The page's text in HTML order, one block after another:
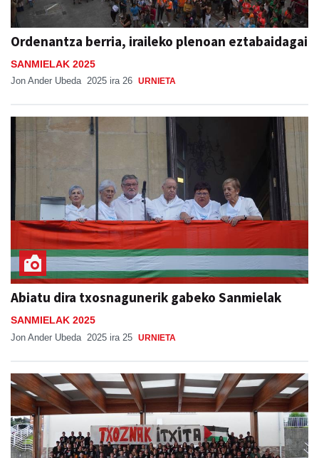
Ordenantza berria, iraileko plenoan eztabaidagai
SANMIELAK 2025
Jon Ander Ubeda 2025 ira 26 URNIETA
Abiatu dira txosnagunerik gabeko Sanmielak
SANMIELAK 2025
Jon Ander Ubeda 2025 ira 25 URNIETA